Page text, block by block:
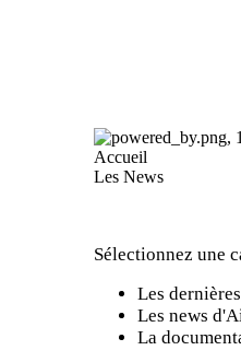
Accueil
Les News
Sélectionnez une
Les
Les news
La